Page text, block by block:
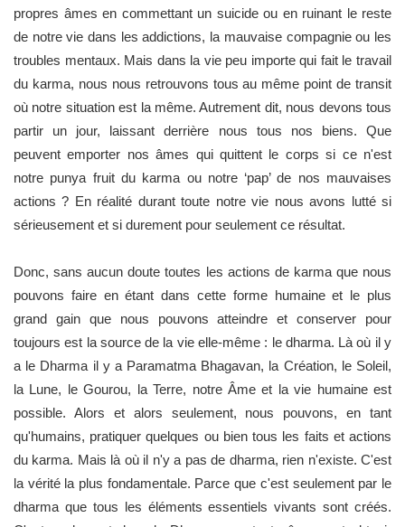
propres âmes en commettant un suicide ou en ruinant le reste
de notre vie dans les addictions, la mauvaise compagnie ou les
troubles mentaux. Mais dans la vie peu importe qui fait le travail
du karma, nous nous retrouvons tous au même point de transit
où notre situation est la même. Autrement dit, nous devons tous
partir un jour, laissant derrière nous tous nos biens. Que
peuvent emporter nos âmes qui quittent le corps si ce n'est
notre punya fruit du karma ou notre ‘pap’ de nos mauvaises
actions ? En réalité durant toute notre vie nous avons lutté si
sérieusement et si durement pour seulement ce résultat.
Donc, sans aucun doute toutes les actions de karma que nous
pouvons faire en étant dans cette forme humaine et le plus
grand gain que nous pouvons atteindre et conserver pour
toujours est la source de la vie elle-même : le dharma. Là où il y
a le Dharma il y a Paramatma Bhagavan, la Création, le Soleil,
la Lune, le Gourou, la Terre, notre Âme et la vie humaine est
possible. Alors et alors seulement, nous pouvons, en tant
qu'humains, pratiquer quelques ou bien tous les faits et actions
du karma. Mais là où il n'y a pas de dharma, rien n'existe. C'est
la vérité la plus fondamentale. Parce que c'est seulement par le
dharma que tous les éléments essentiels vivants sont créés.